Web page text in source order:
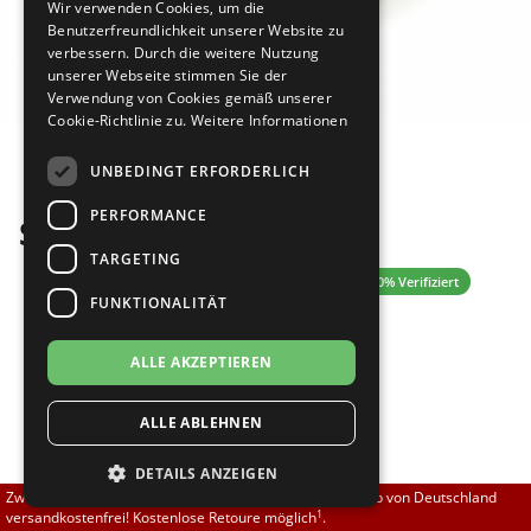
Brautschuhe
Sneaker
Übergrößen 43-44
Flexerinas
Merlet
Nueva Epoca
RayRose
Rummos
Rumpf
TopTanz
Bilder
Schnürsenkel gelb
✓ 100% Verifiziert
4,00 EUR
[inkl. 19% MwSt zzgl.
Größe nicht auf Lager?
Sofort lieferbar. Lieferzeit 1-3 Tage.
Zwischen 70,00 EUR und 800,00 EUR liefern wir innerhalb von Deutschland
versandkostenfrei! Kostenlose Retoure möglich1.
Wir verwenden Cookies, um die
Benutzerfreundlichkeit unserer Website zu
verbessern. Durch die weitere Nutzung
unserer Webseite stimmen Sie der
Verwendung von Cookies gemäß unserer
Cookie-Richtlinie zu. Weitere Informationen
UNBEDINGT ERFORDERLICH
PERFORMANCE
TARGETING
FUNKTIONALITÄT
ALLE AKZEPTIEREN
ALLE ABLEHNEN
DETAILS ANZEIGEN